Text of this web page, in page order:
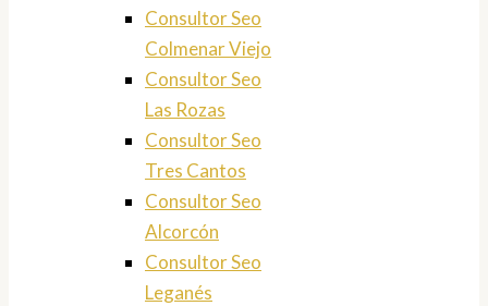
Consultor Seo
Colmenar Viejo
Consultor Seo
Las Rozas
Consultor Seo
Tres Cantos
Consultor Seo
Alcorcón
Consultor Seo
Leganés